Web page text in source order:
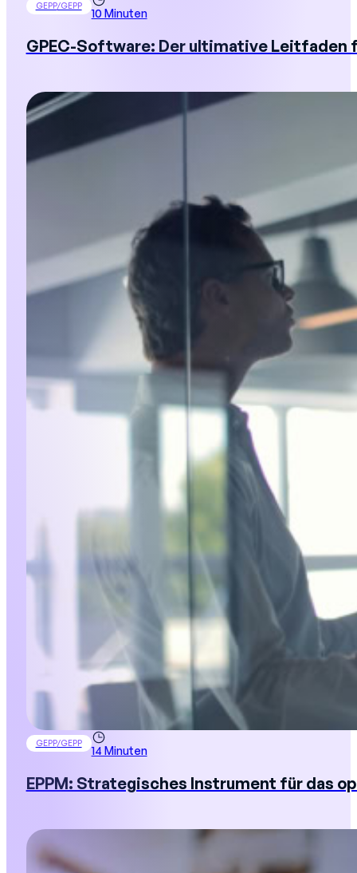
GEPP/GEPP
10 Minuten
GPEC-Software: Der ultimative Leitfaden
GEPP/GEPP
14 Minuten
EPPM: Strategisches Instrument für das